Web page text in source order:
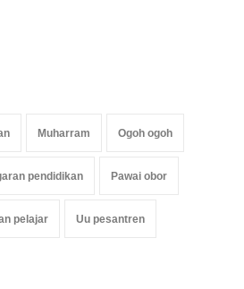
Muharram Ogoh ogoh
pendidikan Pawai obor
pelajar Uu pesantren